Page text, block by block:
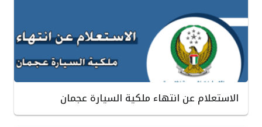
الاستعلام عن انتهاء ملكية السيارة عجمان